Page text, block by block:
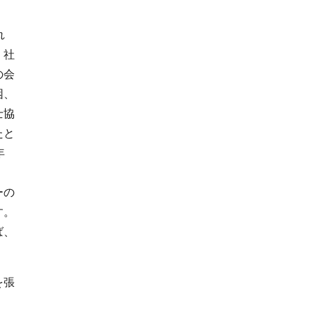
社
会
協
の
張